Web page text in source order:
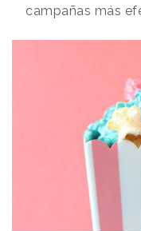
campañas más